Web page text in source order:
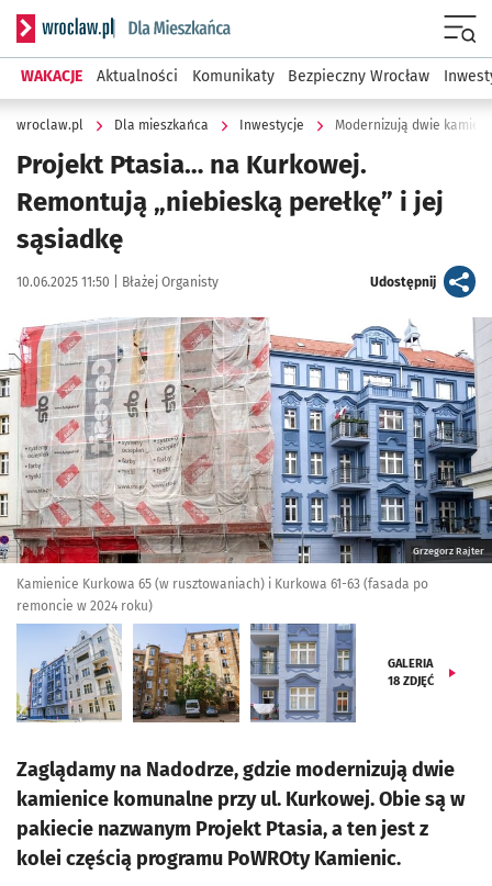
Serwis informacyjny wroclaw.pl podserwis: Dla mieszkańca
WAKACJE Aktualności Komunikaty Bezpieczny Wrocław
wroclaw.pl Dla mieszkańca Inwestycje Modernizują dwie
Projekt Ptasia… na Kurkowej.
Remontują „niebieską perełkę” i jej
sąsiadkę
Data publikacji:
10.06.2025 11:50 | Autor:
Błażej Organisty Udostępnijartykuł
Kliknij, aby zobaczyć galerię
Grzegorz Rajter
Kamienice Kurkowa 65 (w rusztowaniach) i Kurkowa 61-63 (fasada po
remoncie w 2024 roku)
GALERIA
18 ZDJĘĆ
Zaglądamy na Nadodrze, gdzie modernizują dwie
kamienice komunalne przy ul. Kurkowej. Obie są w
pakiecie nazwanym Projekt Ptasia, a ten jest z
kolei częścią programu PoWROty Kamienic.